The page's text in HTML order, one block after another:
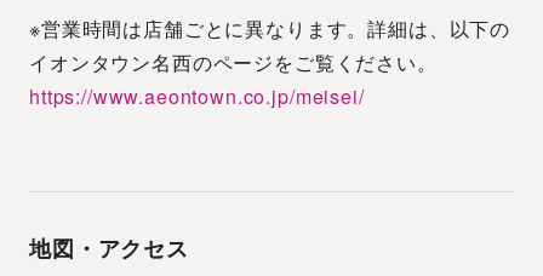
※営業時間は店舗ごとに異なります。詳細は、以下の
イオンタウン名西のページをご覧ください。
https://www.aeontown.co.jp/meisei/
地図・アクセス